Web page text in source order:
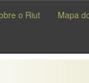
o Riut Mapa